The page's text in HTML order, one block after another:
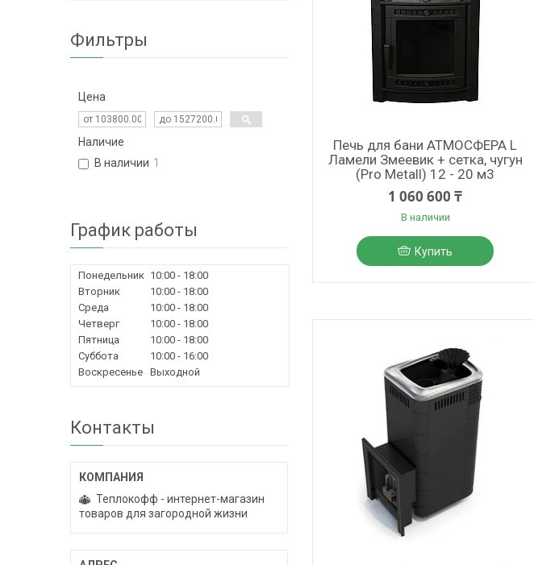
Печь для бани АТМОСФЕРА L
Ламели Змеевик + сетка, чугун
(Pro Metall) 12 - 20 м3
1 060 600 ₸
В наличии
Купить
Фильтры
Цена
Наличие
В наличии 1
График работы
Понедельник 10:00
18:00
Вторник
10:00
18:00
Среда
10:00
18:00
Четверг
10:00
18:00
Пятница
10:00
18:00
Суббота
10:00
16:00
Воскресенье Выходной
Контакты
Теплокофф - интернет-магазин
товаров для загородной жизни